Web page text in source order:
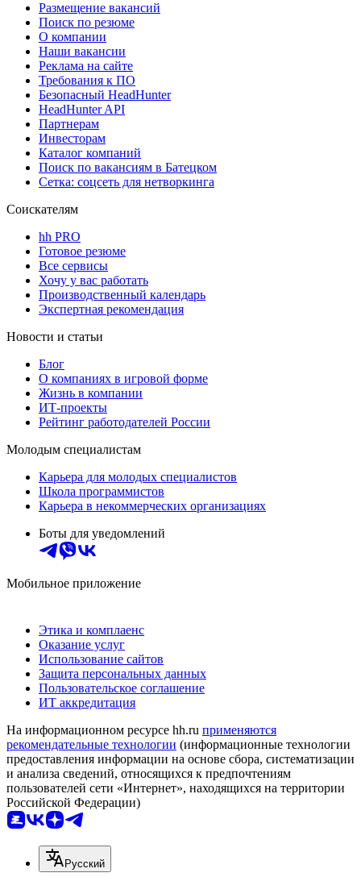
Размещение вакансий
Поиск по резюме
О компании
Наши вакансии
Реклама на сайте
Требования к ПО
Безопасный HeadHunter
HeadHunter API
Партнерам
Инвесторам
Каталог компаний
Поиск по вакансиям в Батецком
Сетка: соцсеть для нетворкинга
Соискателям
hh PRO
Готовое резюме
Все сервисы
Хочу у вас работать
Производственный календарь
Экспертная рекомендация
Новости и статьи
Блог
О компаниях в игровой форме
Жизнь в компании
ИТ-проекты
Рейтинг работодателей России
Молодым специалистам
Карьера для молодых специалистов
Школа программистов
Карьера в некоммерческих организациях
Боты для уведомлений
Мобильное приложение
Этика и комплаенс
Оказание услуг
Использование сайтов
Защита персональных данных
Пользовательское соглашение
ИТ аккредитация
На информационном ресурсе hh.ru применяются
рекомендательные технологии (информационные технологии
предоставления информации на основе сбора, систематизации
и анализа сведений, относящихся к предпочтениям
пользователей сети «Интернет», находящихся на территории
Российской Федерации)
Русский